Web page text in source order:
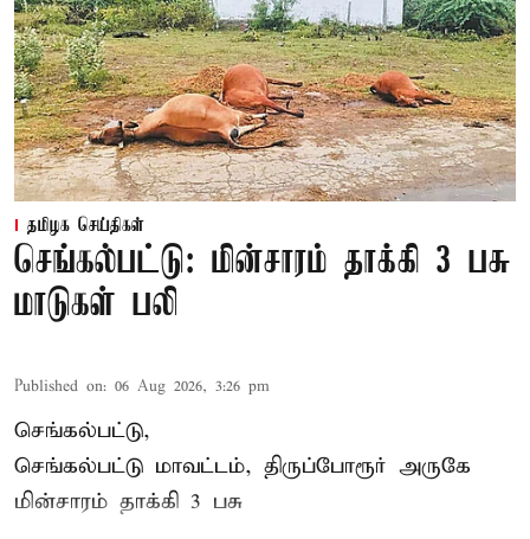
தமிழக செய்திகள்
செங்கல்பட்டு: மின்சாரம் தாக்கி 3 பசு
மாடுகள் பலி
Published on: 06 Aug 2026, 3:26 pm
செங்கல்பட்டு,
செங்கல்பட்டு மாவட்டம், திருப்போரூர் அருகே
மின்சாரம் தாக்கி 3 பசு